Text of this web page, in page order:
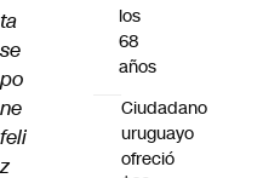
ta
se
po
ne
feli
z
los
68
años
Ciudadano
uruguayo
ofreció